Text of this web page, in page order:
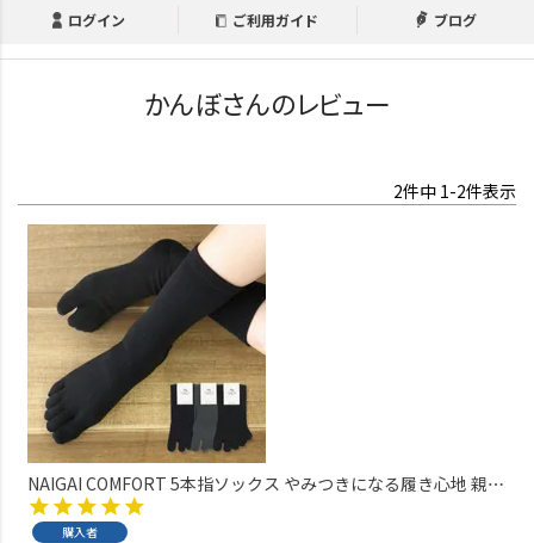
ログイン ご利用ガイド ブログ
かんぼさんのレビュー
2件中 1-2件表示
NAIGAI COMFORT 5本指ソックス やみつきになる履き心地 親指
セパレート 綿混 ホールガーメント メンズ 抗菌防臭 クルー丈
【365日最短翌日発送】 02302518
購入者